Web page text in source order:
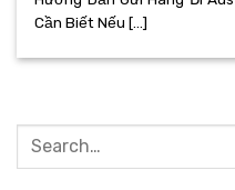
Cần Biết Nếu [...]